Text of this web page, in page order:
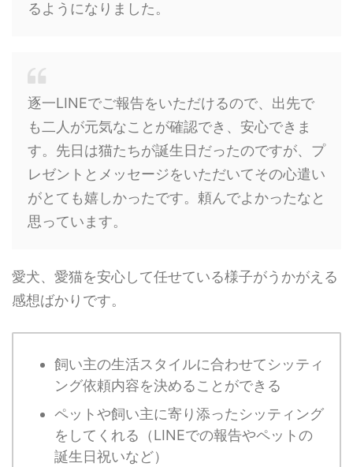
るようになりました。
逐一LINEでご報告をいただけるので、出先で
も二人が元気なことが確認でき、安心できま
す。先日は猫たちが誕生日だったのですが、プ
レゼントとメッセージをいただいてその心遣い
がとても嬉しかったです。頼んでよかったなと
思っています。
愛犬、愛猫を安心して任せている様子がうかがえる
感想ばかりです。
飼い主の生活スタイルに合わせてシッティ
ング依頼内容を決めることができる
ペットや飼い主に寄り添ったシッティング
をしてくれる（LINEでの報告やペットの
誕生日祝いなど）